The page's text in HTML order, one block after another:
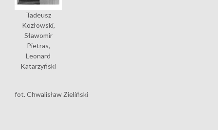
Tadeusz
Kozłowski,
Sławomir
Pietras,
Leonard
Katarzyński
fot. Chwalisław Zieliński